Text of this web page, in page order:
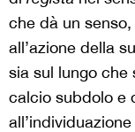
che dà un
all’azione della
sia sul lungo che
calcio subdolo e